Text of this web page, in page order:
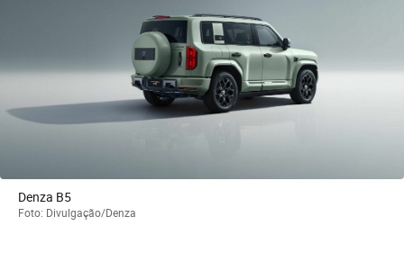
Denza B5
Foto: Divulgação/Denza